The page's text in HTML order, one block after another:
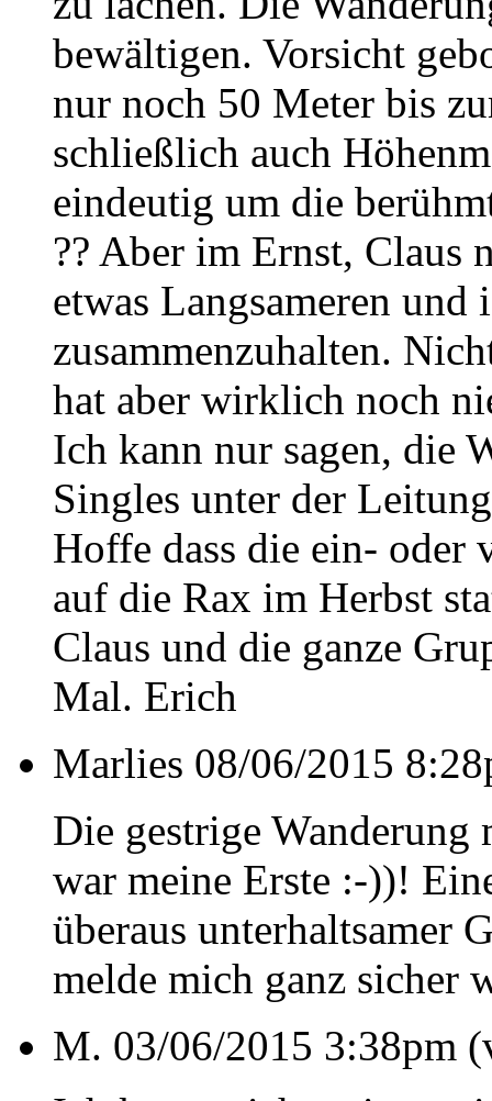
bewältigen. Vorsicht
nur noch 50 Meter bis
schließlich auch
eindeutig um die
?? Aber im Ernst, Claus
etwas Langsameren
zusammenzuhalten.
hat aber wirklich noch
Ich kann nur sagen, die
Singles unter der
Hoffe dass die ein- oder
auf die Rax im Herbst
Claus und die ganze
Mal. Erich
Marlies 08/06/2015
Die gestrige Wanderung
war meine Erste :-))!
überaus unterhaltsamer
melde mich ganz sicher
M. 03/06/2015 3:38pm